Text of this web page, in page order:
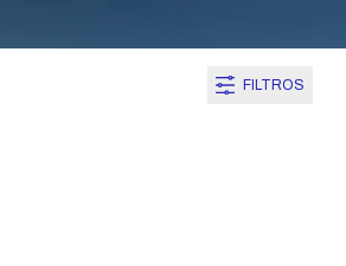
FILTROS